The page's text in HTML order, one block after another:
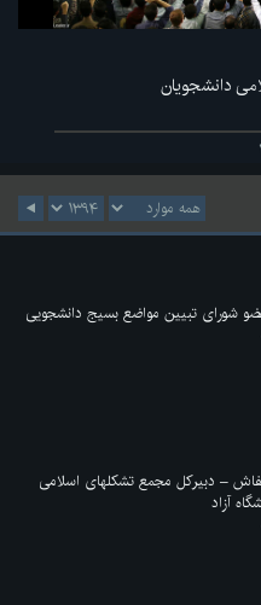
دانشجویان
شورای تبیین مواضع بسیج دانشجویی
– دبیرکل مجمع تشکلهای اسلامی
آزاد